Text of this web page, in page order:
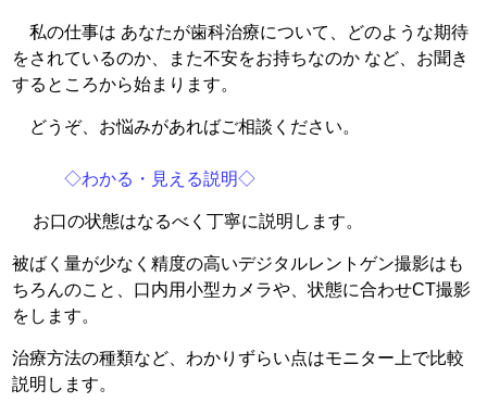
私の仕事は あなたが歯科治療について、どのような期待
をされているのか、また不安をお持ちなのか など、お聞き
するところから始まります。
どうぞ、お悩みがあればご相談ください。
◇わかる・見える説明◇
お口の状態はなるべく丁寧に説明します。
被ばく量が少なく精度の高いデジタルレントゲン撮影はも
ちろんのこと、口内用小型カメラや、状態に合わせCT撮影
をします。
治療方法の種類など、わかりずらい点はモニター上で比較
説明します。